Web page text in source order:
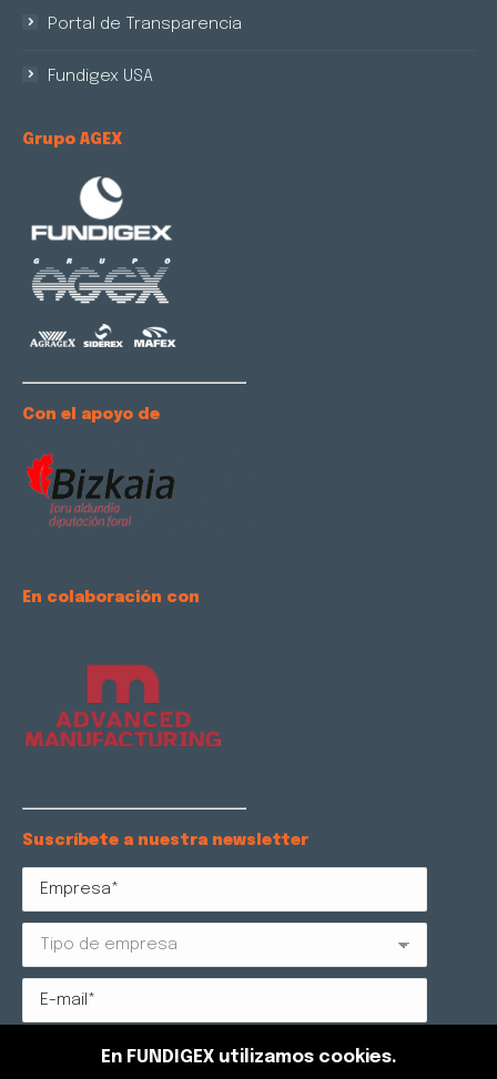
Portal de Transparencia
Fundigex USA
Grupo AGEX
Con el apoyo de
En colaboración con
Suscríbete a nuestra newsletter
Protección de datos: Reglamento (UE) 2016/679 RGPD y
En FUNDIGEX utilizamos cookies.